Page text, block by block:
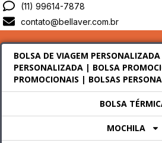
(11) 99614-7878
contato@bellaver.com.br
BOLSA DE VIAGEM
PERSONALIZADA | BOLSA
PROMOCIONAIS | BOLSAS
BOLSA
MOCHILA